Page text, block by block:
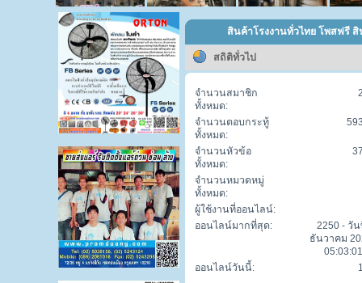
สินค้าโรงงานทั่วไทย โพสฟรี
สถิติทั่วไป
จำนวนสมาชิก
ทั้งหมด:
จำนวนตอบกระทู้
ทั้งหมด:
จำนวนหัวข้อ
ทั้งหมด:
จำนวนหมวดหมู่
ทั้งหมด:
ผู้ใช้งานที่ออนไลน์:
ออนไลน์มากที่สุด:
2250 - วั
ธันวาคม
ออนไลน์วันนี้: